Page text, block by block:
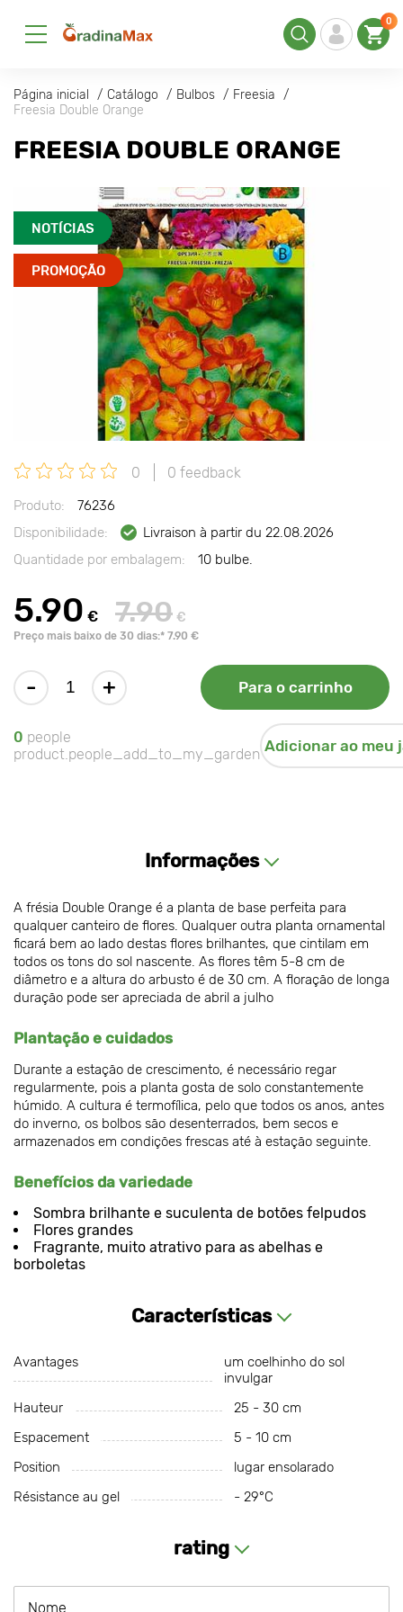
0
Página inicial Catálogo Bulbos
Freesia
Freesia Double Orange
FREESIA DOUBLE ORANGE
NOTÍCIAS
PROMOÇÃO
0 0 feedback
Produto:
76236
Disponibilidade:
Livraison à partir du 22.08.2026
Quantidade por embalagem:
10 bulbe.
5.90 € 7.90 €
Preço mais baixo de 30 dias:* 7.90 €
- + Para o carrinho
0 people
product.people_add_to_my_garden Adicionar ao meu
Informações
A frésia Double Orange é a planta de base perfeita para
qualquer canteiro de flores. Qualquer outra planta ornamental
ficará bem ao lado destas flores brilhantes, que cintilam em
todos os tons do sol nascente. As flores têm 5-8 cm de
diâmetro e a altura do arbusto é de 30 cm. A floração de longa
duração pode ser apreciada de abril a julho
Plantação e cuidados
Durante a estação de crescimento, é necessário regar
regularmente, pois a planta gosta de solo constantemente
húmido. A cultura é termofílica, pelo que todos os anos, antes
do inverno, os bolbos são desenterrados, bem secos e
armazenados em condições frescas até à estação seguinte.
Benefícios da variedade
Sombra brilhante e suculenta de botões felpudos
Flores grandes
Fragrante, muito atrativo para as abelhas e
borboletas
Características
Avantages
um coelhinho do sol
invulgar
Hauteur
25 - 30 cm
Espacement
5 - 10 cm
Position
lugar ensolarado
Résistance au gel
- 29°С
rating